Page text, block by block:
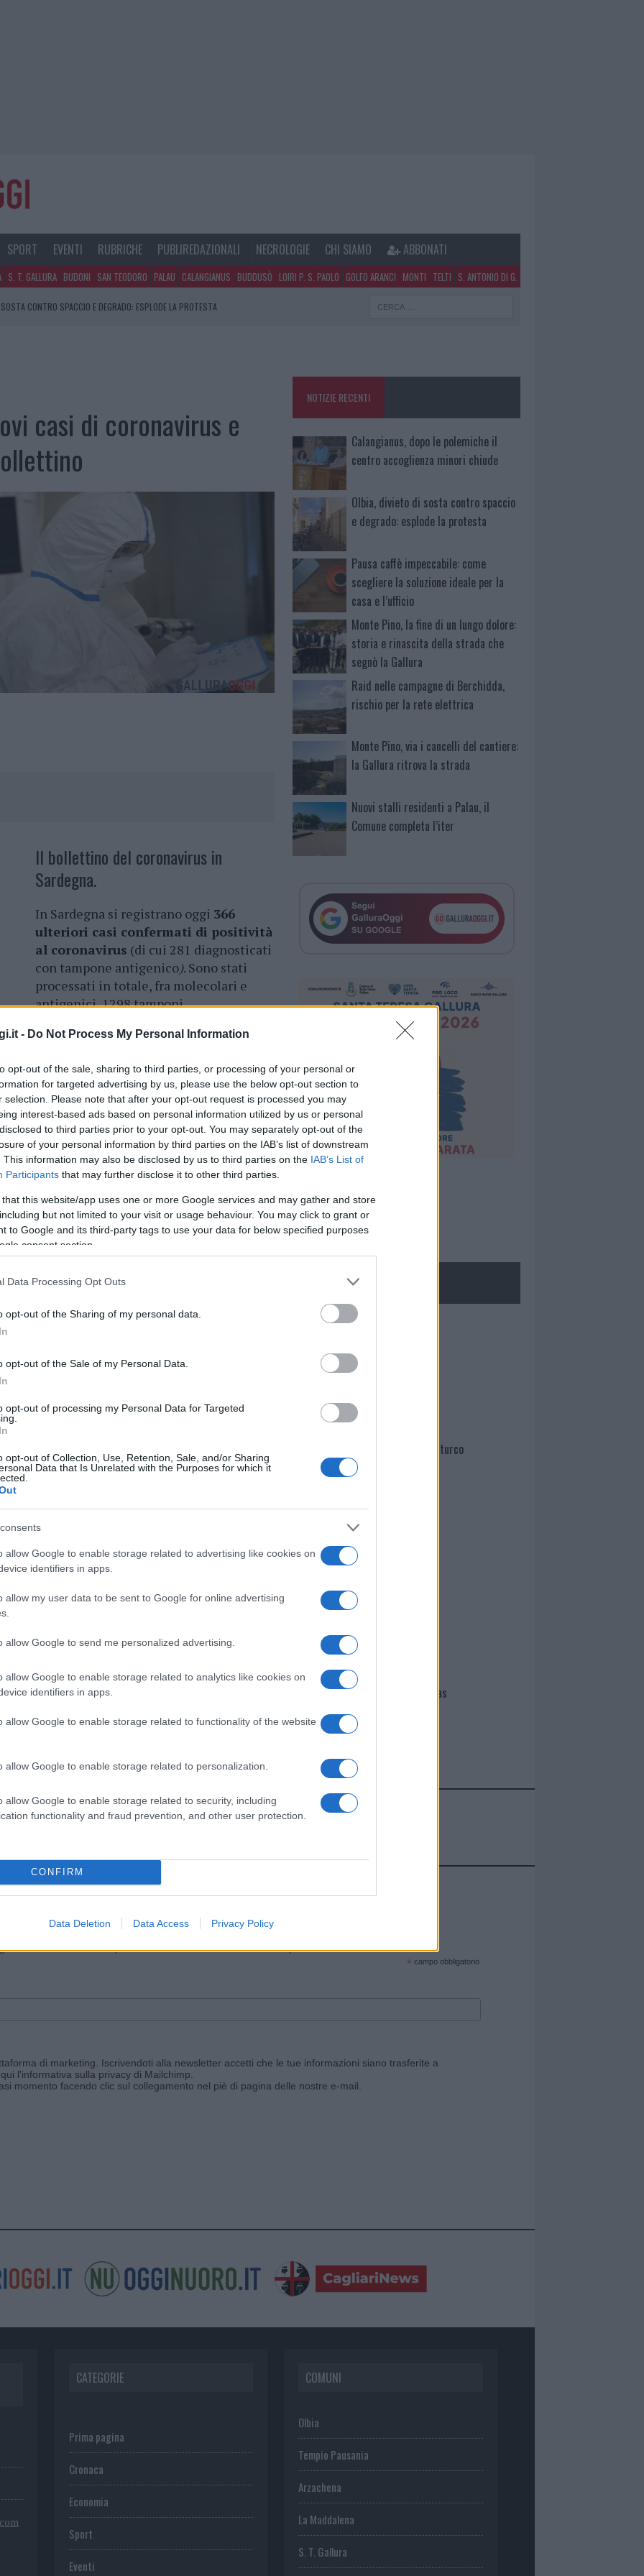
- Do Not Process My Personal Information
opt-out of the sale, sharing to third parties, or processing of your personal or
for targeted advertising by us, please use the below opt-out section to
selection. Please note that after your opt-out request is processed you may
interest-based ads based on personal information utilized by us or personal
to third parties prior to your opt-out. You may separately opt-out of the
of your personal information by third parties on the IAB’s list of downstream
This information may also be disclosed by us to third parties on the IAB’s List of
Participants that may further disclose it to other third parties.
that this website/app uses one or more Google services and may gather and store
but not limited to your visit or usage behaviour. You may click to grant or
to Google and its third-party tags to use your data for below specified purposes
consent section.
Data Processing Opt Outs
opt-out of the Sharing of my personal data.
opt-out of the Sale of my Personal Data.
opt-out of processing my Personal Data for Targeted
opt-out of Collection, Use, Retention, Sale, and/or Sharing
Data that Is Unrelated with the Purposes for which it
allow Google to enable storage related to advertising like cookies on
identifiers in apps.
allow my user data to be sent to Google for online advertising
allow Google to send me personalized advertising.
allow Google to enable storage related to analytics like cookies on
identifiers in apps.
allow Google to enable storage related to functionality of the website
allow Google to enable storage related to personalization.
allow Google to enable storage related to security, including
functionality and fraud prevention, and other user protection.
CONFIRM
Data Deletion Data Access Privacy Policy
SPORT EVENTI RUBRICHE PUBLIREDAZIONALI NECROLOGIE CHI SIAMO ABBONATI
S. T. GALLURA BUDONI SAN TEODORO PALAU CALANGIANUS BUDDUSÒ LOIRI P. S. PAOLO GOLFO ARANCI MONTI TELTI S. ANTONIO DI G.
CONTRO SPACCIO E DEGRADO: ESPLODE LA PROTESTA
casi di coronavirus e
Il bollettino del coronavirus in
Sardegna.
In Sardegna si registrano oggi 366
ulteriori casi confermati di positività
al coronavirus (di cui 281 diagnosticati
con tampone antigenico). Sono stati
processati in totale, fra molecolari e
antigenici, 1298 tamponi.
I pazienti ricoverati in terapia intensiva
casi di isolamento domiciliare (+88). Non si
cliccandoqui
nella sezioneLogin
di GalluraOggi.it
i tuoi video e le tue foto
+39 345 356 7512
news daGoogle News
NOTIZIE RECENTI
Calangianus, dopo le polemiche il
centro accoglienza minori chiude
Olbia, divieto di sosta contro spaccio
e degrado: esplode la protesta
Pausa caffè impeccabile: come
scegliere la soluzione ideale per la
casa e l’ufficio
Monte Pino, la fine di un lungo dolore:
storia e rinascita della strada che
segnò la Gallura
Raid nelle campagne di Berchidda,
rischio per la rete elettrica
Monte Pino, via i cancelli del cantiere:
la Gallura ritrova la strada
Nuovi stalli residenti a Palau, il
Comune completa l’iter
NECROLOGIE
Mario Malu
Martina Agostina Diturco
I nostri cari
I nostri cari
I nostri cari
Giovannimaria Cabras
e ricevi le nostre email periodiche contenenti le ultime notizie pubblicate sul sito web!
* campo obbligatorio
di marketing. Iscrivendoti alla newsletter accetti che le tue informazioni siano trasferite a
l'informativa sulla privacy di Mailchimp
momento facendo clic sul collegamento nel piè di pagina delle nostre e-mail.
CATEGORIE
Prima pagina
Cronaca
Economia
Sport
Eventi
COMUNI
Olbia
Tempio Pausania
Arzachena
La Maddalena
S. T. Gallura